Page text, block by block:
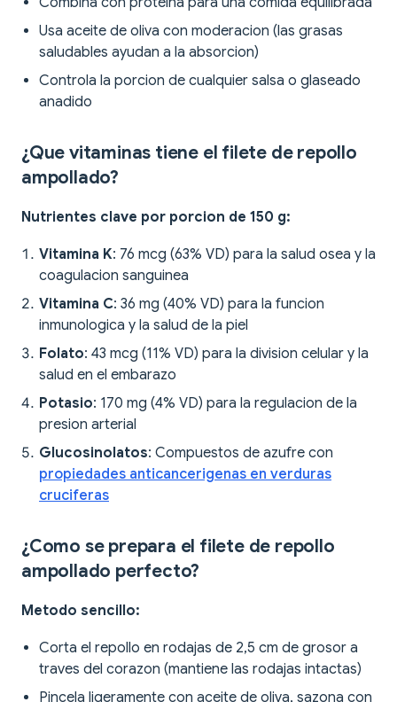
Usa aceite de oliva con moderacion (las grasas
saludables ayudan a la absorcion)
Controla la porcion de cualquier salsa o glaseado
anadido
¿Que vitaminas tiene el filete de repollo
ampollado?
Nutrientes clave por porcion de 150 g:
Vitamina K: 76 mcg (63% VD) para la salud osea y la
coagulacion sanguinea
Vitamina C: 36 mg (40% VD) para la funcion
inmunologica y la salud de la piel
Folato: 43 mcg (11% VD) para la division celular y la
salud en el embarazo
Potasio: 170 mg (4% VD) para la regulacion de la
presion arterial
Glucosinolatos: Compuestos de azufre con
propiedades anticancerigenas en verduras
cruciferas
¿Como se prepara el filete de repollo
ampollado perfecto?
Metodo sencillo:
Corta el repollo en rodajas de 2,5 cm de grosor a
traves del corazon (mantiene las rodajas intactas)
Pincela ligeramente con aceite de oliva, sazona con